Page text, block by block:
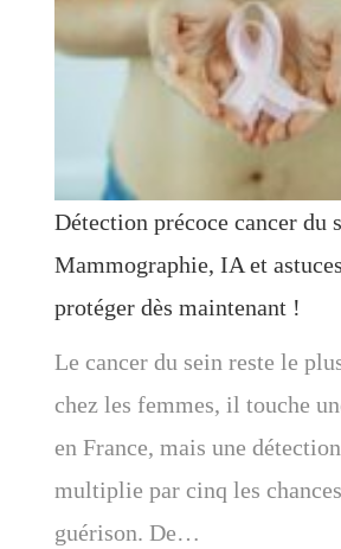
Détection précoce cancer du
Mammographie, IA et
protéger dès maintenant !
Le cancer du sein reste le
chez les femmes, il touche
en France, mais une
multiplie par cinq les
guérison. De…